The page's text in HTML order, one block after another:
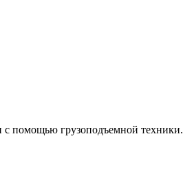
с помощью грузоподъемной техники.